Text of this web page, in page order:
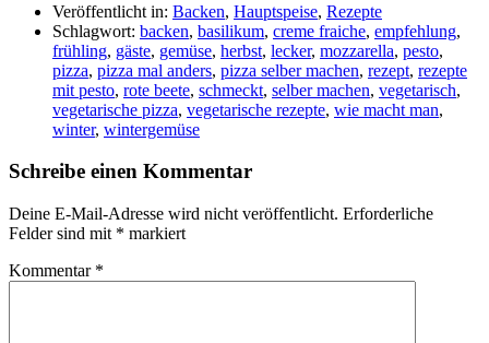
Veröffentlicht in: Backen, Hauptspeise, Rezepte
Schlagwort: backen, basilikum, creme fraiche, empfehlung,
frühling, gäste, gemüse, herbst, lecker, mozzarella, pesto,
pizza, pizza mal anders, pizza selber machen, rezept, rezepte
mit pesto, rote beete, schmeckt, selber machen, vegetarisch,
vegetarische pizza, vegetarische rezepte, wie macht man,
winter, wintergemüse
Schreibe einen Kommentar
Deine E-Mail-Adresse wird nicht veröffentlicht. Erforderliche
Felder sind mit * markiert
Kommentar *